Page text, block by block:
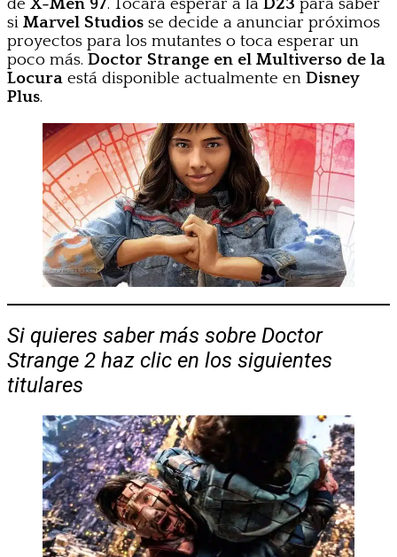
de X-Men 97. Tocará esperar a la D23 para saber
si Marvel Studios se decide a anunciar próximos
proyectos para los mutantes o toca esperar un
poco más. Doctor Strange en el Multiverso de la
Locura está disponible actualmente en Disney
Plus.
Si quieres saber más sobre Doctor
Strange 2 haz clic en los siguientes
titulares